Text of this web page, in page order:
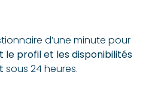
d’une minute pour
profil et les disponibilités
sous 24 heures.